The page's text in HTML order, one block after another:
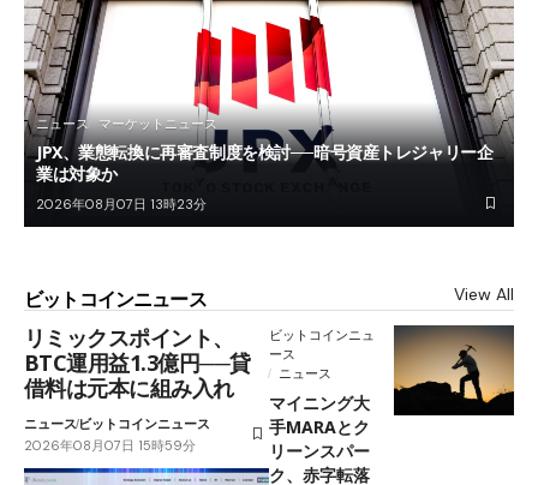
ニュース マーケットニュース
JPX、業態転換に再審査制度を検討──暗号資産トレジャリー企
業は対象か
2026年08月07日 13時23分
ビットコインニュース View All
リミックスポイント、
BTC運用益1.3億円──貸
借料は元本に組み入れ
ニュースビットコインニュース
2026年08月07日 15時59分
ビットコインニュ
ース
ニュース
マイニング大
手MARAとク
リーンスパー
ク、赤字転落